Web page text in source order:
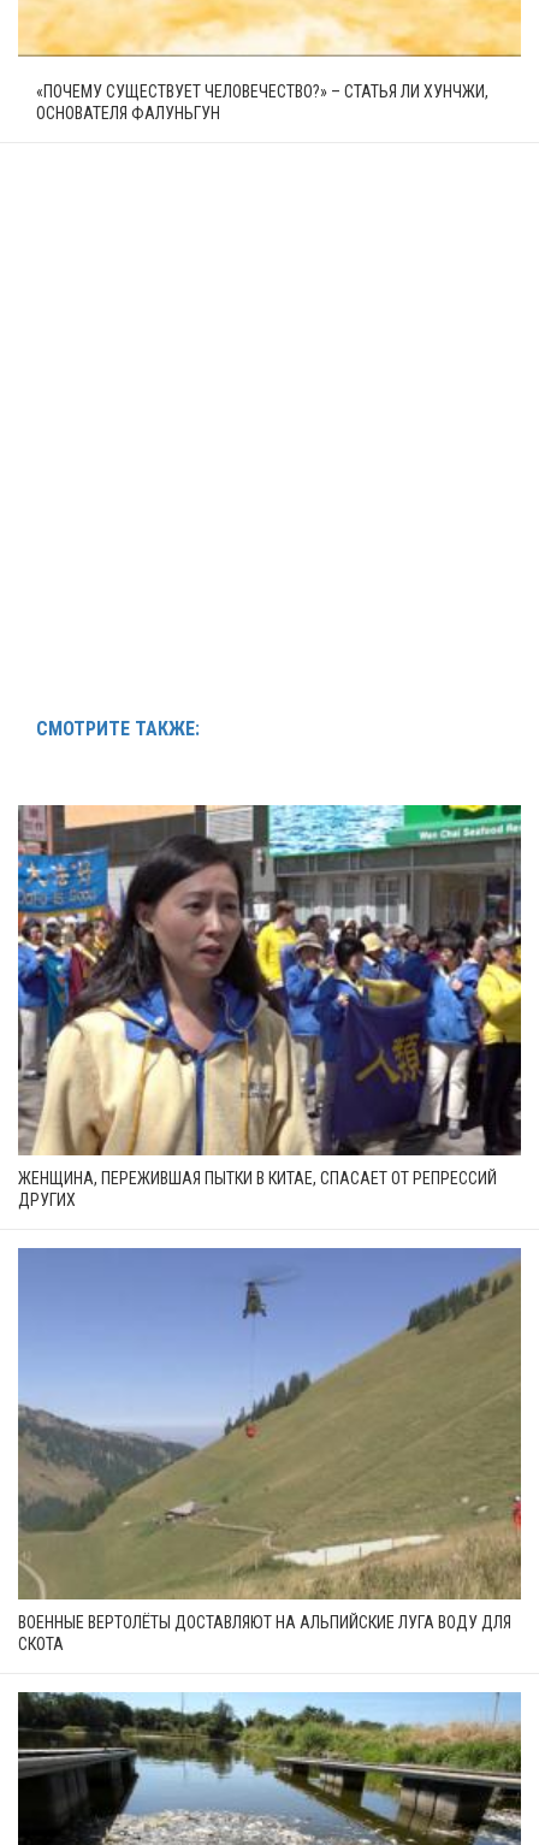
«ПОЧЕМУ СУЩЕСТВУЕТ ЧЕЛОВЕЧЕСТВО?» – СТАТЬЯ ЛИ ХУНЧЖИ,
ОСНОВАТЕЛЯ ФАЛУНЬГУН
СМОТРИТЕ ТАКЖЕ:
ЖЕНЩИНА, ПЕРЕЖИВШАЯ ПЫТКИ В КИТАЕ, СПАСАЕТ ОТ РЕПРЕССИЙ
ДРУГИХ
ВОЕННЫЕ ВЕРТОЛЁТЫ ДОСТАВЛЯЮТ НА АЛЬПИЙСКИЕ ЛУГА ВОДУ ДЛЯ
СКОТА